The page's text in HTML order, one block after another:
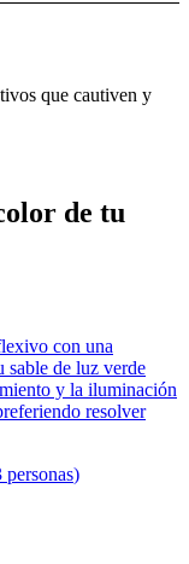
que cautiven y
de tu
con una
sable de luz verde
y la iluminación
resolver
personas)